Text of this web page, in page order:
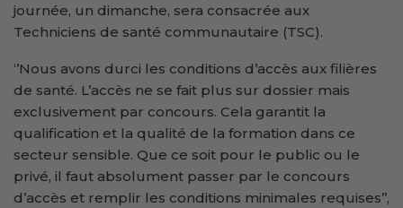
journée, un dimanche, sera consacrée aux
Techniciens de santé communautaire (TSC).
‘’Nous avons durci les conditions d’accès aux filières
de santé. L’accès ne se fait plus sur dossier mais
exclusivement par concours. Cela garantit la
qualification et la qualité de la formation dans ce
secteur sensible. Que ce soit pour le public ou le
privé, il faut absolument passer par le concours
d’accès et remplir les conditions minimales requises’’,